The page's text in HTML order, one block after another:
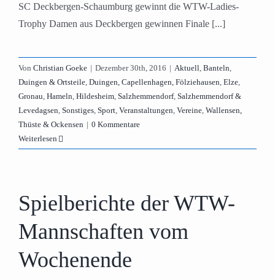
SC Deckbergen-Schaumburg gewinnt die WTW-Ladies-
Trophy Damen aus Deckbergen gewinnen Finale [...]
Von Christian Goeke | Dezember 30th, 2016 | Aktuell, Banteln,
Duingen & Ortsteile, Duingen, Capellenhagen, Fölziehausen, Elze,
Gronau, Hameln, Hildesheim, Salzhemmendorf, Salzhemmendorf &
Levedagsen, Sonstiges, Sport, Veranstaltungen, Vereine, Wallensen,
Thüste & Ockensen | 0 Kommentare
Weiterlesen
Spielberichte der WTW-
Mannschaften vom
Wochenende